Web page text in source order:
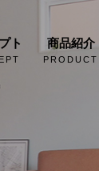
ト 商品紹介
PRODUCT